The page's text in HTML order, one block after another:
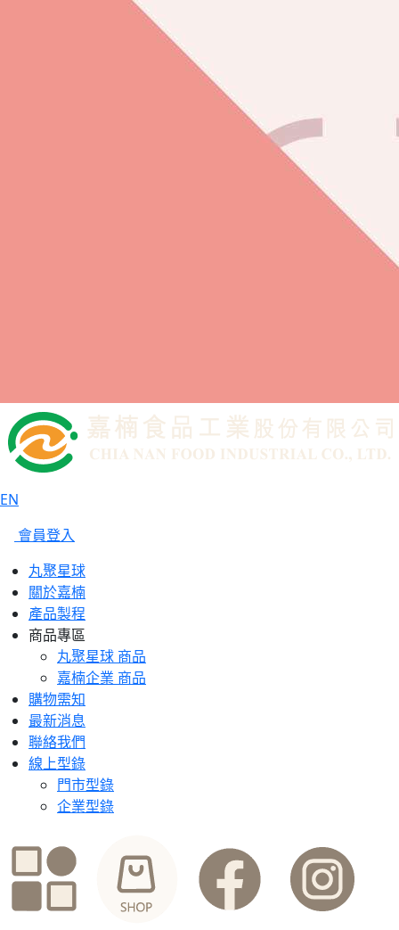
EN
會員登入
丸聚星球
關於嘉楠
產品製程
商品專區
丸聚星球 商品
嘉楠企業 商品
購物需知
最新消息
聯絡我們
線上型錄
門市型錄
企業型錄